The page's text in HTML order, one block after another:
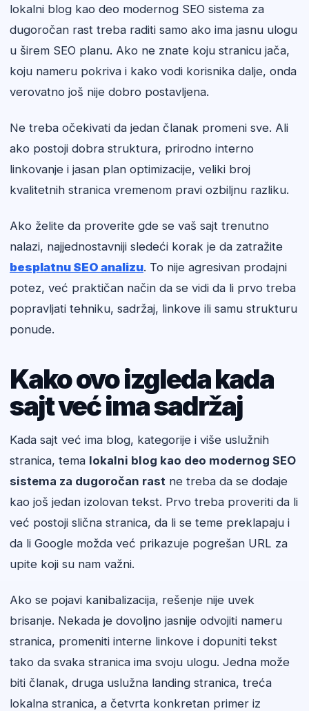
lokalni blog kao deo modernog SEO sistema za
dugoročan rast treba raditi samo ako ima jasnu ulogu
u širem SEO planu. Ako ne znate koju stranicu jača,
koju nameru pokriva i kako vodi korisnika dalje, onda
verovatno još nije dobro postavljena.
Ne treba očekivati da jedan članak promeni sve. Ali
ako postoji dobra struktura, prirodno interno
linkovanje i jasan plan optimizacije, veliki broj
kvalitetnih stranica vremenom pravi ozbiljnu razliku.
Ako želite da proverite gde se vaš sajt trenutno
nalazi, najjednostavniji sledeći korak je da zatražite
besplatnu SEO analizu. To nije agresivan prodajni
potez, već praktičan način da se vidi da li prvo treba
popravljati tehniku, sadržaj, linkove ili samu strukturu
ponude.
Kako ovo izgleda kada
sajt već ima sadržaj
Kada sajt već ima blog, kategorije i više uslužnih
stranica, tema lokalni blog kao deo modernog SEO
sistema za dugoročan rast ne treba da se dodaje
kao još jedan izolovan tekst. Prvo treba proveriti da li
već postoji slična stranica, da li se teme preklapaju i
da li Google možda već prikazuje pogrešan URL za
upite koji su nam važni.
Ako se pojavi kanibalizacija, rešenje nije uvek
brisanje. Nekada je dovoljno jasnije odvojiti nameru
stranica, promeniti interne linkove i dopuniti tekst
tako da svaka stranica ima svoju ulogu. Jedna može
biti članak, druga uslužna landing stranica, treća
lokalna stranica, a četvrta konkretan primer iz